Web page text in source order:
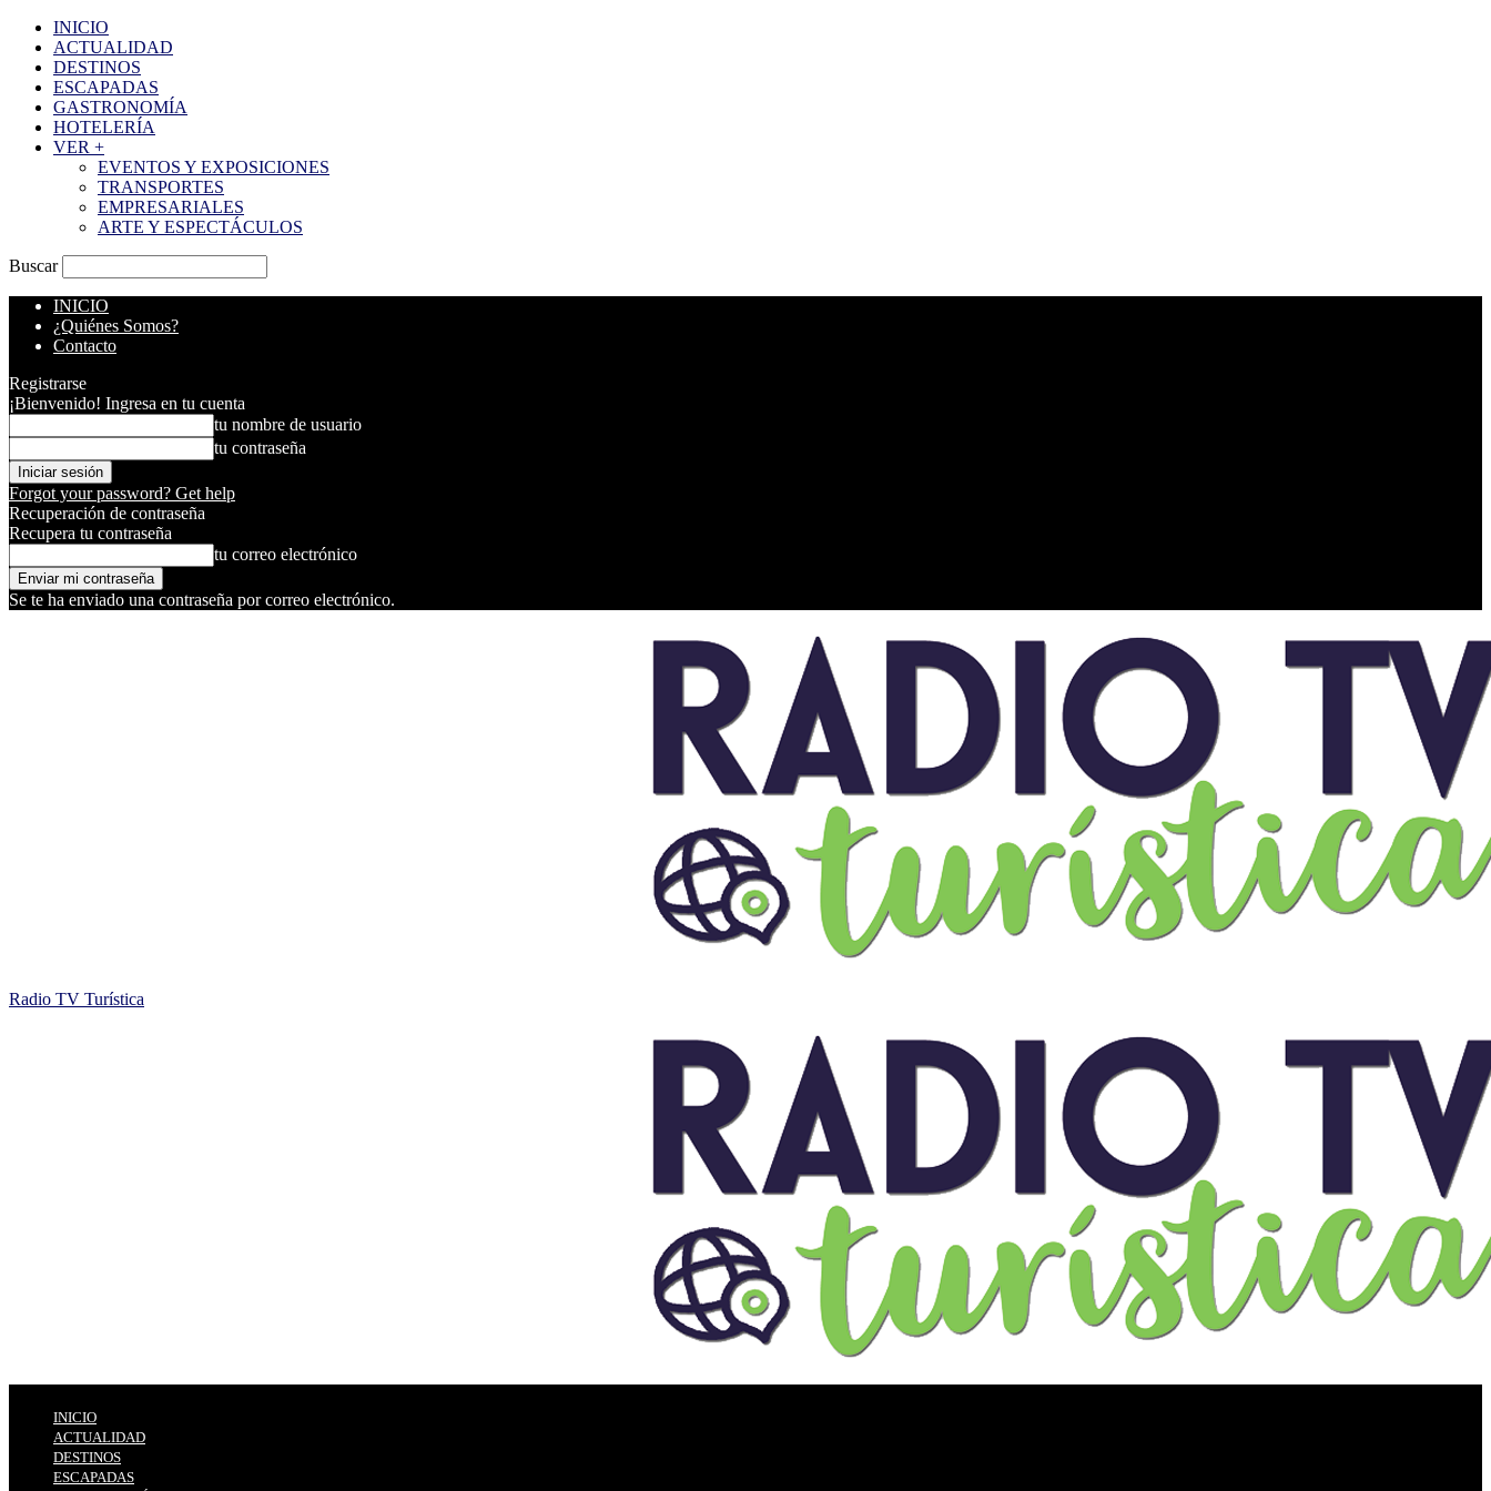
INICIO
ACTUALIDAD
DESTINOS
ESCAPADAS
GASTRONOMÍA
HOTELERÍA
VER +
EVENTOS Y EXPOSICIONES
TRANSPORTES
EMPRESARIALES
ARTE Y ESPECTÁCULOS
Buscar
INICIO
¿Quiénes Somos?
Contacto
Registrarse
¡Bienvenido! Ingresa en tu cuenta
tu nombre de usuario
tu contraseña
Forgot your password? Get help
Recuperación de contraseña
Recupera tu contraseña
tu correo electrónico
Se te ha enviado una contraseña por correo electrónico.
Radio TV Turística
INICIO
ACTUALIDAD
DESTINOS
ESCAPADAS